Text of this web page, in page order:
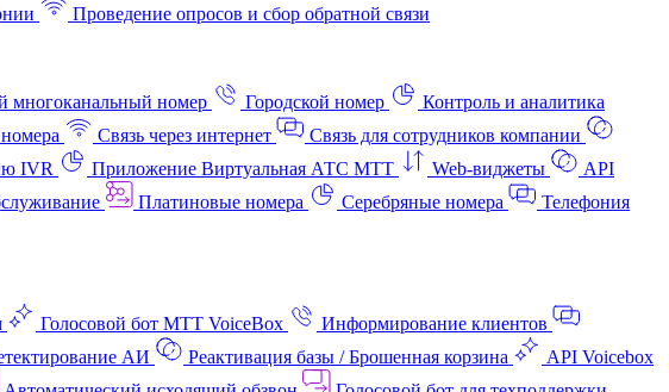
Проведение опросов и сбор обратной связи
многоканальный номер Городской номер
Контроль и аналитика
Связь через интернет
Связь для сотрудников компании
IVR Приложение Виртуальная АТС МТТ Web-виджеты
API
Платиновые номера Серебряные номера
Телефония
Голосовой бот МТТ VoiceBox
Информирование клиентов
АИ Реактивация базы / Брошенная корзина
API Voicebox